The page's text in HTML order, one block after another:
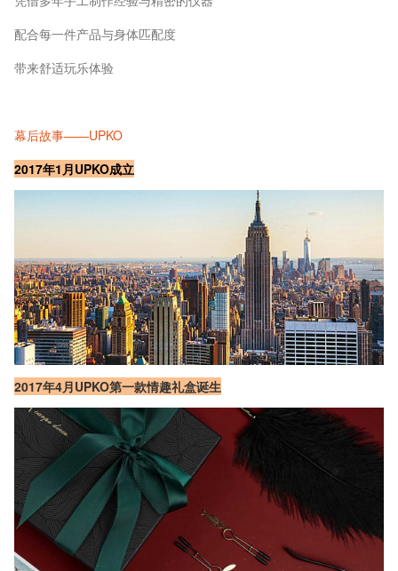
配合每一件产品与身体匹配度
带来舒适玩乐体验
幕后故事——UPKO
2017年1月UPKO成立
2017年4月UPKO第一款情趣礼盒诞生